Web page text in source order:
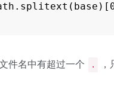
件名中有超过一个 . ，